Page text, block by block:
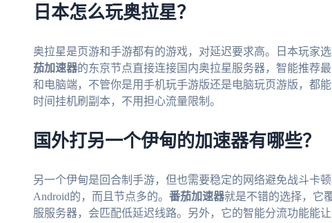
日本怎么玩奥拉星？
奥拉星是页游和手游都有的游戏，对延迟要求高。日本玩家
茄加速器的东京节点直接连接国内奥拉星服务器，智能推荐
和电脑端，不管你是用手机玩手游版还是电脑玩页游版，都
时间挂机刷副本，不用担心流量限制。
国外打另一个伊甸的加速器有哪些？
另一个伊甸是回合制手游，但也需要稳定的网络避免战斗卡
Android的，而且节点多的。 番茄加速器就是不错的选择，它
服服务器，会匹配低延迟线路。另外，它的智能分流功能能